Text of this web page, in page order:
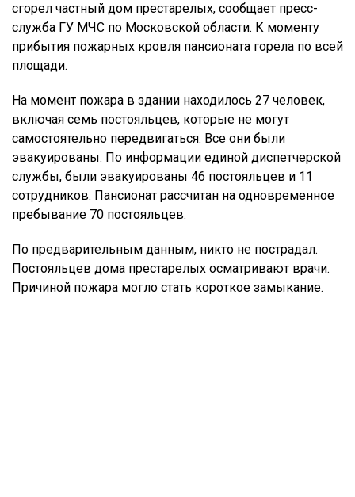
сгорел частный дом престарелых, сообщает пресс-
служба ГУ МЧС по Московской области. К моменту
прибытия пожарных кровля пансионата горела по всей
площади.
На момент пожара в здании находилось 27 человек,
включая семь постояльцев, которые не могут
самостоятельно передвигаться. Все они были
эвакуированы. По информации единой диспетчерской
службы, были эвакуированы 46 постояльцев и 11
сотрудников. Пансионат рассчитан на одновременное
пребывание 70 постояльцев.
По предварительным данным, никто не пострадал.
Постояльцев дома престарелых осматривают врачи.
Причиной пожара могло стать короткое замыкание.